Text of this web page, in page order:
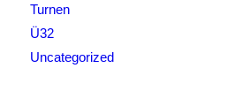
Turnen
Ü32
Uncategorized